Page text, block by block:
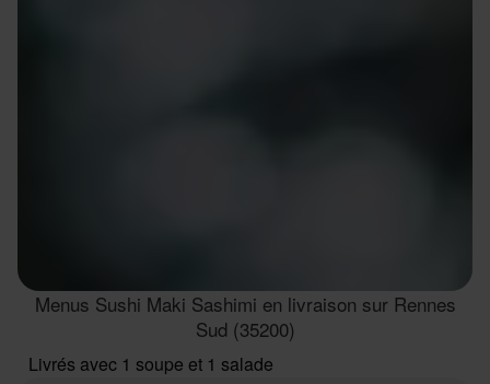
Menus Sushi Maki Sashimi en livraison sur Rennes
Sud (35200)
Livrés avec 1 soupe et 1 salade